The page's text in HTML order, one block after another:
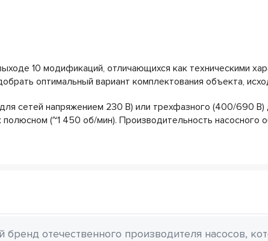
10 модификаций, отличающихся как техническими
оптимальный вариант комплектования объекта,
сетей напряжением 230 В) или трехфазного (400/690 В)
(~1 450 об/мин). Производительность насосного
бренд отечественного производителя насосов,